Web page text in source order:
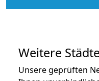
Weitere
Unsere geprüften